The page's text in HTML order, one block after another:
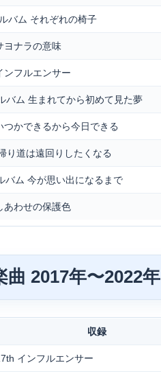
バム それぞれの椅子
ヨナラの意味
ンフルエンサー
バム 生まれてから初めて見た夢
つかできるから今日できる
り道は遠回りしたくなる
バム 今が思い出になるまで
あわせの保護色
曲 2017年〜2022年
収録
インフルエンサー